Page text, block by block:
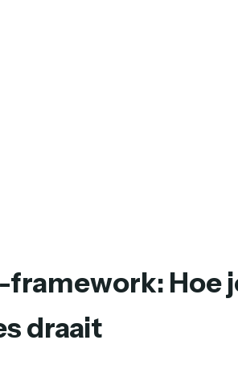
framework:
draait